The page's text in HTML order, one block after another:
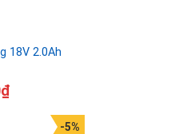
18V 2.0Ah
₫
-5%